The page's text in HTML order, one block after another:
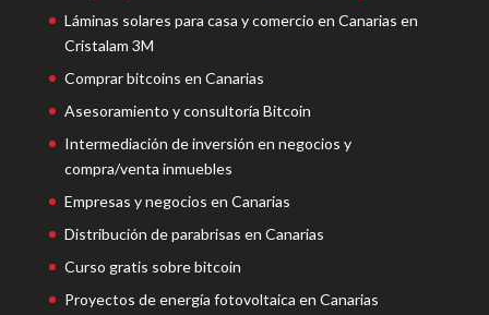
Láminas solares para casa y comercio en Canarias en
Cristalam 3M
Comprar bitcoins en Canarias
Asesoramiento y consultoría Bitcoin
Intermediación de inversión en negocios y
compra/venta inmuebles
Empresas y negocios en Canarias
Distribución de parabrisas en Canarias
Curso gratis sobre bitcoin
Proyectos de energía fotovoltaica en Canarias